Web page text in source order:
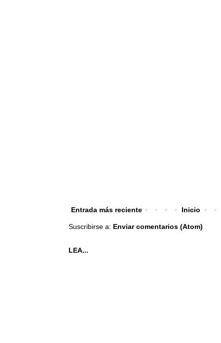
Entrada más reciente Inicio
Suscribirse a: Enviar comentarios (Atom)
LEA...